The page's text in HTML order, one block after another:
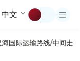
中文
海国际运输路线/中间走廊